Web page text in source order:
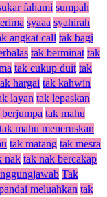
fahami sumpah
syaaa syahirah
angkat call tak bagi
tak berminat tak
tak cukup duit tak
hargai tak kahwin
layan tak lepaskan
tak mahu
tak mahu meneruskan
tak matang tak mesra
nak tak nak bercakap
Tak
meluahkan tak